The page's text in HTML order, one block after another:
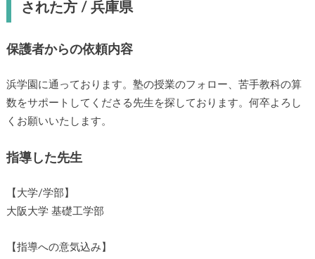
された方 / 兵庫県
保護者からの依頼内容
浜学園に通っております。塾の授業のフォロー、苦手教科の算
数をサポートしてくださる先生を探しております。何卒よろし
くお願いいたします。
指導した先生
【大学/学部】
大阪大学 基礎工学部
【指導への意気込み】